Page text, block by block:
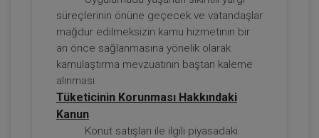
Tazminat Hukuku - IV. Borçlar Hukuku
Kongresi - IV. Oturum
360 TL
süreçlerinin önüne geçecek ve vatandaşlar
mağdur edilmeksizin kamu hizmetinin bir
an önce sağlanmasına yönelik olarak
kamulaştırma mevzuatının baştan kaleme
alınması.
Tüketicinin Korunması Hakkındaki
Kanun
Konut satışları ile ilgili piyasadaki